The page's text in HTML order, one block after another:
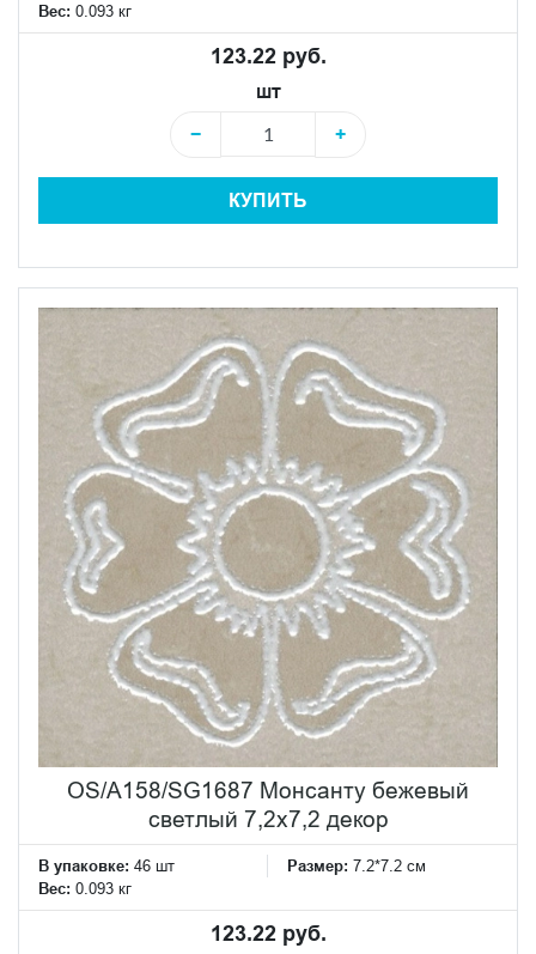
Вес: 0.093 кг
123.22 руб.
шт
−
+
КУПИТЬ
OS/A158/SG1687 Монсанту бежевый
светлый 7,2х7,2 декор
В упаковке: 46 шт Размер: 7.2*7.2 см
Вес: 0.093 кг
123.22 руб.